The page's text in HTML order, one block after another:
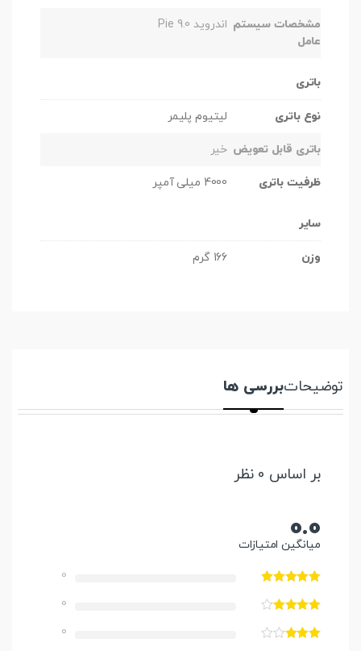
مشخصات سیستم
عامل
اندروید Pie 9.0
باتری
نوع باتری لیتیوم پلیمر
باتری قابل تعویض خیر
ظرفیت باتری 4000 میلی آمپر
سایر
وزن 166 گرم
توضیحاتبررسی ها
بر اساس 0 نظر
0.0
میانگین امتیازات
0
0
0